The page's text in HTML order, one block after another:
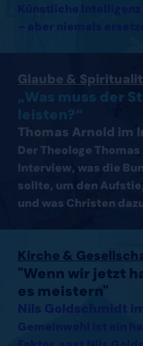
Künstliche
– aber niemals
Glaube &
„Was muss der
leisten?“
Thomas Arnold im
Der Theologe
Interview, was die
sollte, um den
und was Christen
Kirche &
"Wenn wir jetzt
es meistern"
Nils Goldschmidt
Gemeinwohl ist ein